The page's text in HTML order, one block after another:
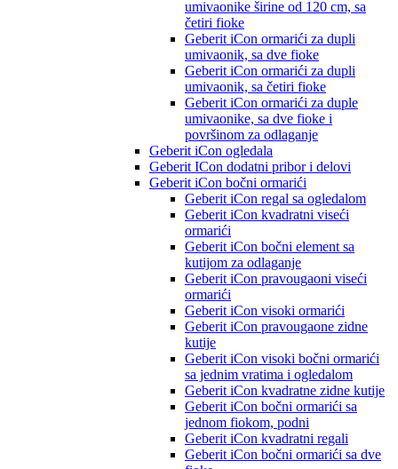
umivaonike širine od 120 cm, sa
četiri fioke
Geberit iCon ormarići za dupli
umivaonik, sa dve fioke
Geberit iCon ormarići za dupli
umivaonik, sa četiri fioke
Geberit iCon ormarići za duple
umivaonike, sa dve fioke i
površinom za odlaganje
Geberit iCon ogledala
Geberit ICon dodatni pribor i delovi
Geberit iCon bočni ormarići
Geberit iCon regal sa ogledalom
Geberit iCon kvadratni viseći
ormarići
Geberit iCon bočni element sa
kutijom za odlaganje
Geberit iCon pravougaoni viseći
ormarići
Geberit iCon visoki ormarići
Geberit iCon pravougaone zidne
kutije
Geberit iCon visoki bočni ormarići
sa jednim vratima i ogledalom
Geberit iCon kvadratne zidne kutije
Geberit iCon bočni ormarići sa
jednom fiokom, podni
Geberit iCon kvadratni regali
Geberit iCon bočni ormarići sa dve